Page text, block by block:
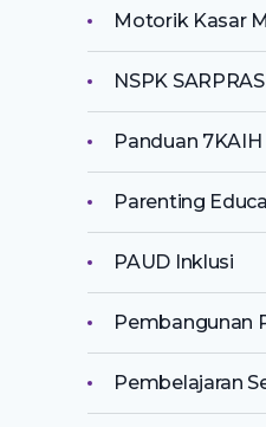
Motorik Kasar
NSPK
Panduan 7KAIH
Parenting
PAUD Inklusi
Pembangunan
Pembelajaran